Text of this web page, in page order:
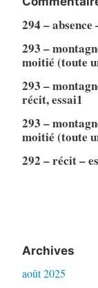
294 –
293 –
moitié (toute
293 –
récit, essai1
293 –
moitié (toute
292 – récit –
Archives
août 2025